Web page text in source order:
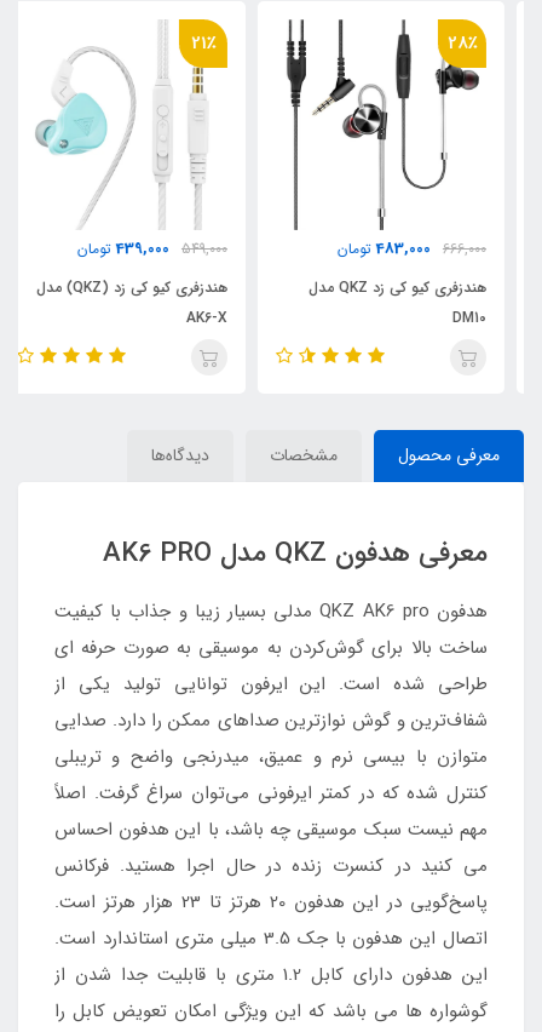
28٪
666,000
483,000 تومان
هندزفری کیو کی زد QKZ مدل
DM10
21٪
549,000
439,000 تومان
هندزفری کیو کی زد (QKZ) مدل
AK6-X
معرفی محصول مشخصات دیدگاه‌ها
معرفی هدفون QKZ مدل AK6 PRO
هدفون QKZ AK6 pro مدلی بسیار زیبا و جذاب با کیفیت
ساخت بالا برای گوش‌کردن به موسیقی به صورت حرفه ای
طراحی شده است. این ایرفون توانایی تولید یکی از
شفاف‌ترین و گوش نوازترین صداهای ممکن را دارد. صدایی
متوازن با بیسی نرم و عمیق، میدرنجی واضح و تریبلی
کنترل شده که در کمتر ایرفونی می‌توان سراغ گرفت. اصلاً
مهم نیست سبک موسیقی چه باشد، با این هدفون احساس
می کنید در کنسرت زنده در حال اجرا هستید. فرکانس
پاسخ‌گویی در این هدفون 20 هرتز تا 23 هزار هرتز است.
اتصال این هدفون با جک 3.5 میلی متری استاندارد است.
این هدفون دارای کابل 1.2 متری با قابلیت جدا شدن از
گوشواره ها می باشد که این ویژگی امکان تعویض کابل را